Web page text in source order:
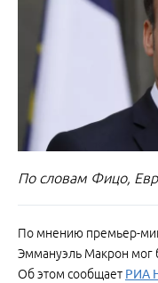
По словам Фицо,
По мнению премьер-
Эммануэль Макрон мог
Об этом сообщает РИА